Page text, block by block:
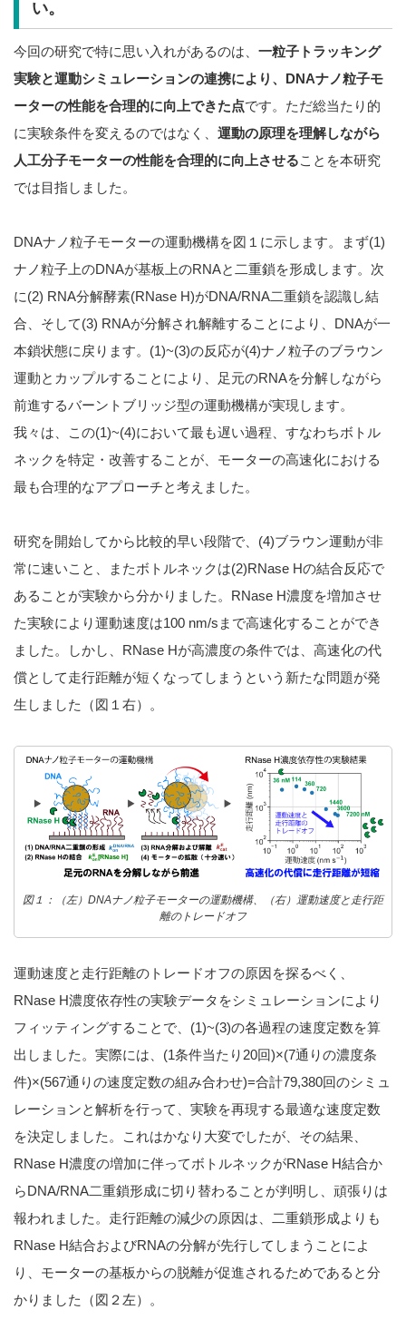
い。
今回の研究で特に思い入れがあるのは、 一粒子トラッキング
実験と運動シミュレーションの連携により、 DNAナノ粒子モ
ーターの性能を合理的に向上できた点です。ただ総当たり的
に実験条件を変えるのではなく、 運動の原理を理解しながら
人工分子モーターの性能を合理的に向上させることを本研究
では目指しました。
DNAナノ粒子モーターの運動機構を図１に示します。まず(1)
ナノ粒子上のDNAが基板上のRNAと二重鎖を形成します。次
に(2) RNA分解酵素(RNase H)がDNA/RNA二重鎖を認識し結
合、そして(3) RNAが分解され解離することにより、DNAが一
本鎖状態に戻ります。(1)~(3)の反応が(4)ナノ粒子のブラウン
運動とカップルすることにより、足元のRNAを分解しながら
前進するバーントブリッジ型の運動機構が実現します。
我々は、この(1)~(4)において最も遅い過程、すなわちボトル
ネックを特定・改善することが、モーターの高速化における
最も合理的なアプローチと考えました。
研究を開始してから比較的早い段階で、(4)ブラウン運動が非
常に速いこと、またボトルネックは(2)RNase Hの結合反応で
あることが実験から分かりました。RNase H濃度を増加させ
た実験により運動速度は100 nm/sまで高速化することができ
ました。しかし、RNase Hが高濃度の条件では、高速化の代
償として走行距離が短くなってしまうという新たな問題が発
生しました（図１右）。
図１：（左）DNAナノ粒子モーターの運動機構、（右）運動速度と走行距
離のトレードオフ
運動速度と走行距離のトレードオフの原因を探るべく、
RNase H濃度依存性の実験データをシミュレーションにより
フィッティングすることで、(1)~(3)の各過程の速度定数を算
出しました。実際には、(1条件当たり20回)×(7通りの濃度条
件)×(567通りの速度定数の組み合わせ)=合計79,380回のシミュ
レーションと解析を行って、実験を再現する最適な速度定数
を決定しました。これはかなり大変でしたが、その結果、
RNase H濃度の増加に伴ってボトルネックがRNase H結合か
らDNA/RNA二重鎖形成に切り替わることが判明し、頑張りは
報われました。走行距離の減少の原因は、二重鎖形成よりも
RNase H結合およびRNAの分解が先行してしまうことによ
り、モーターの基板からの脱離が促進されるためであると分
かりました（図２左）。